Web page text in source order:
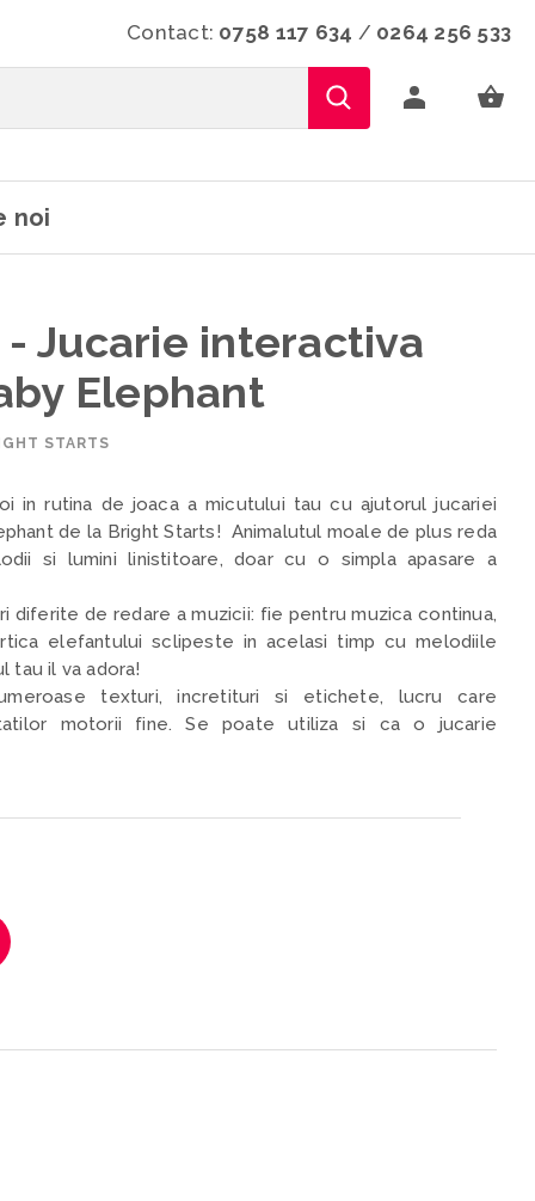
Contact: 0758 117 634 / 0264 256 533
noi
Jucarie interactiva
Elephant
STARTS
in rutina de joaca a micutului tau cu ajutorul jucariei
de la Bright Starts! Animalutul moale de plus reda
si lumini linistitoare, doar cu o simpla apasare a
diferite de redare a muzicii: fie pentru muzica continua,
elefantului sclipeste in acelasi timp cu melodiile
tau il va adora!
texturi, incretituri si etichete, lucru care
motorii fine. Se poate utiliza si ca o jucarie